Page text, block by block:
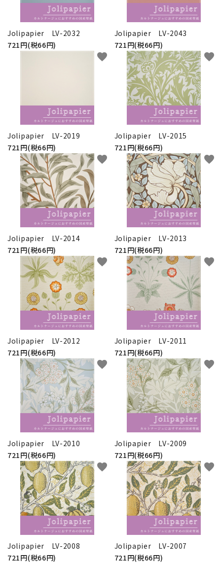
Jolipapier LV-2032
721円(税66円)
Jolipapier LV-2043
721円(税66円)
Jolipapier LV-2019
721円(税66円)
favorite
Jolipapier LV-2015
721円(税66円)
favorite
Jolipapier LV-2014
721円(税66円)
favorite
Jolipapier LV-2013
721円(税66円)
favorite
Jolipapier LV-2012
721円(税66円)
favorite
Jolipapier LV-2011
721円(税66円)
favorite
Jolipapier LV-2010
721円(税66円)
favorite
Jolipapier LV-2009
721円(税66円)
favorite
Jolipapier LV-2008
721円(税66円)
favorite
Jolipapier LV-2007
721円(税66円)
favorite